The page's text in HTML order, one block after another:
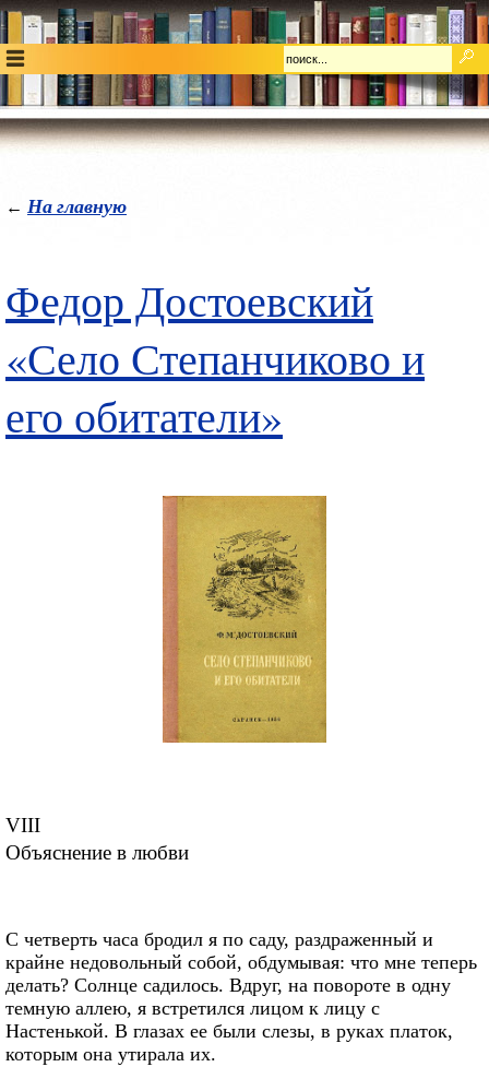
← На главную
Федор Достоевский
«Село Степанчиково и
его обитатели»
VIII
Объяснение в любви
С четверть часа бродил я по саду, раздраженный и
крайне недовольный собой, обдумывая: что мне теперь
делать? Солнце садилось. Вдруг, на повороте в одну
темную аллею, я встретился лицом к лицу с
Настенькой. В глазах ее были слезы, в руках платок,
которым она утирала их.